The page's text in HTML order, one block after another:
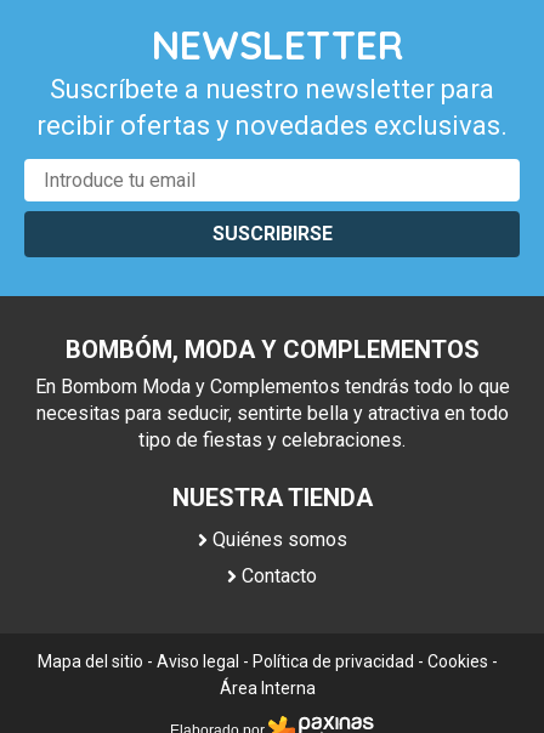
NEWSLETTER
Suscríbete a nuestro newsletter para
recibir ofertas y novedades exclusivas.
SUSCRIBIRSE
BOMBÓM, MODA Y COMPLEMENTOS
En Bombom Moda y Complementos tendrás todo lo que
necesitas para seducir, sentirte bella y atractiva en todo
tipo de fiestas y celebraciones.
NUESTRA TIENDA
Quiénes somos
Contacto
Mapa del sitio - Aviso legal - Política de privacidad - Cookies -
Área Interna